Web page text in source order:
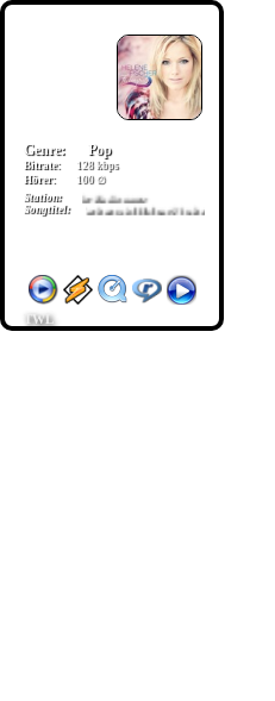
Station:
Ihr Radioname
Songtitel:
Farbenspiel Helene Fischer
Hörer: 100 ∅
Bitrate: 128 kbps
Genre: Pop
TWL